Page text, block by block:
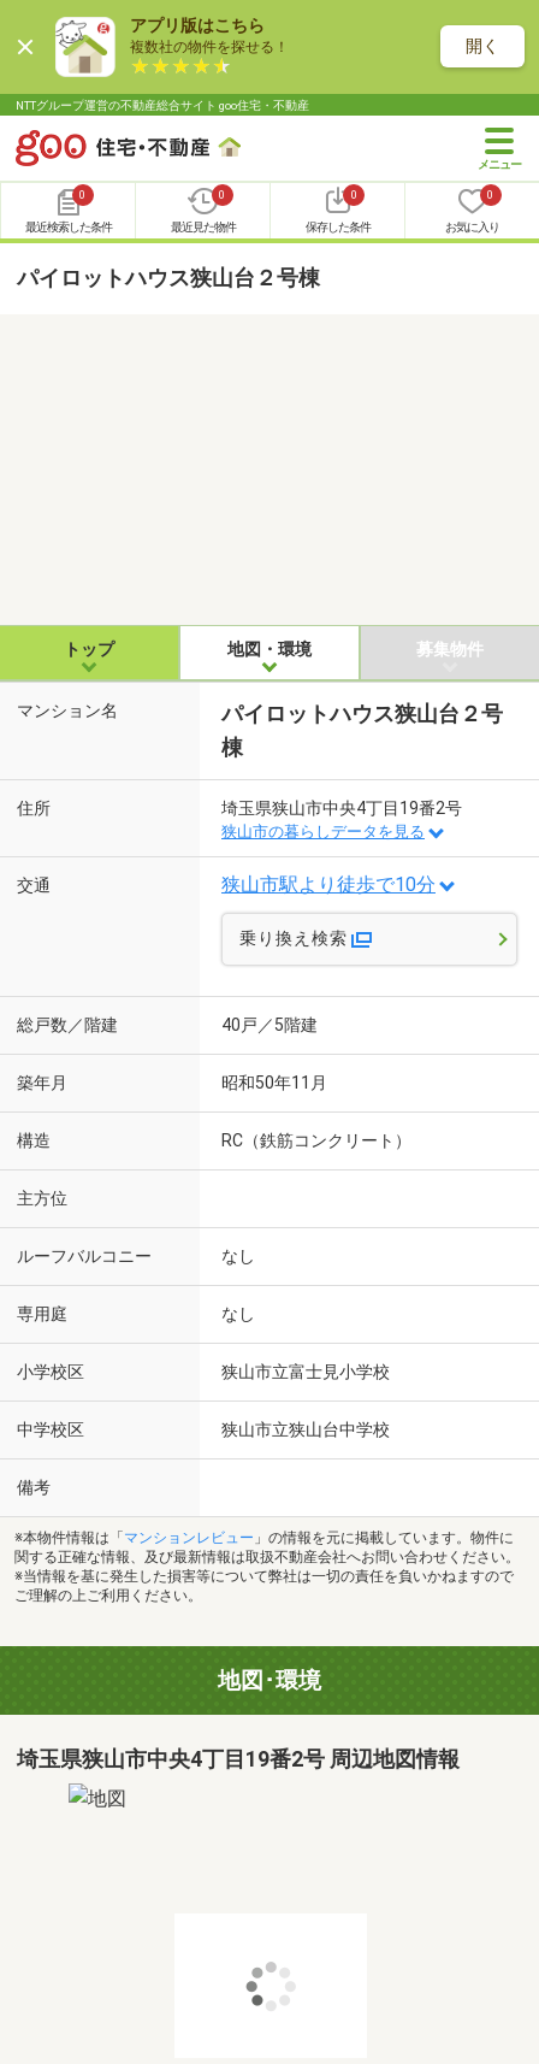
アプリ版はこちら
複数社の物件を探せる！ 開く
NTTグループ運営の不動産総合サイト goo住宅・不動産
0
最近検索した条件
0
最近見た物件
0
保存した条件
0
お気に入り
パイロットハウス狭山台２号棟
トップ 地図・環境 募集物件
マンション名
パイロットハウス狭山台２号
棟
住所 埼玉県狭山市中央4丁目19番2号
狭山市の暮らしデータを見る
交通 狭山市駅より徒歩で10分
乗り換え検索
総戸数／階建 40戸／5階建
築年月 昭和50年11月
構造 RC（鉄筋コンクリート）
主方位
ルーフバルコニー なし
専用庭 なし
小学校区 狭山市立富士見小学校
中学校区 狭山市立狭山台中学校
備考
※本物件情報は「 マンションレビュー 」の情報を元に掲載しています。物件に
関する正確な情報、及び最新情報は取扱不動産会社へお問い合わせください。
※当情報を基に発生した損害等について弊社は一切の責任を負いかねますので
ご理解の上ご利用ください。
地図･環境
埼玉県狭山市中央4丁目19番2号 周辺地図情報